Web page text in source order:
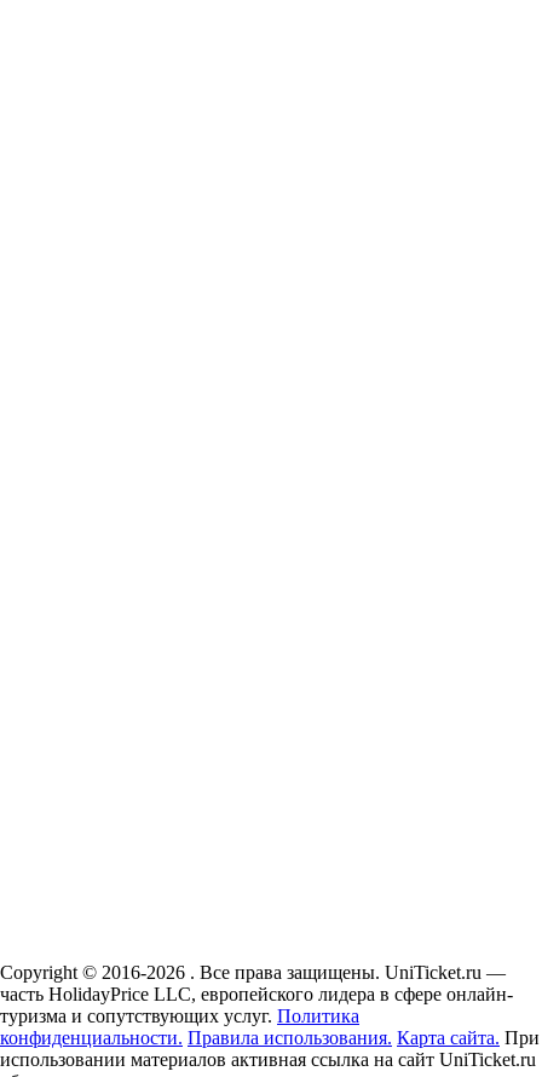
Copyright © 2016-2026 . Все права защищены. UniTicket.ru —
часть HolidayPrice LLC, европейского лидера в сфере онлайн-
туризма и сопутствующих услуг. Политика
конфиденциальности. Правила использования. Карта сайта. При
использовании материалов активная ссылка на сайт UniTicket.ru